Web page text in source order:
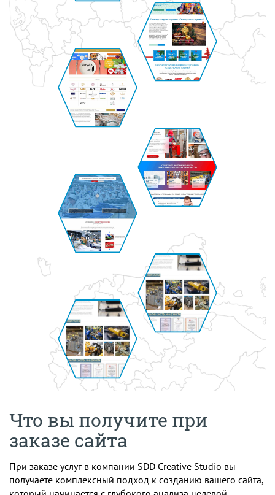
Что вы получите при
заказе сайта
При заказе услуг в компании SDD Creative Studio вы
получаете комплексный подход к созданию вашего сайта,